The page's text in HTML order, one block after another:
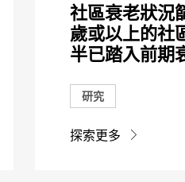
社區衰老狀況
歲或以上的
半已踏入前期
研究
探索更多